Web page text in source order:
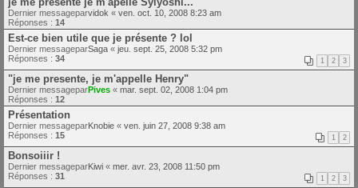
Dernier messageparvidok « ven. oct. 10, 2008 8:23 am
Réponses : 14
Est-ce bien utile que je présente ? lol
Dernier messageparSaga « jeu. sept. 25, 2008 5:32 pm
Réponses : 34 1 2 3
"je me presente, je m'appelle Henry"
Dernier messageparPives « mar. sept. 02, 2008 1:04 pm
Réponses : 12
Présentation
Dernier messageparKnobie « ven. juin 27, 2008 9:38 am
Réponses : 15 1 2
Bonsoiiir !
Dernier messageparKiwi « mer. avr. 23, 2008 11:50 pm
Réponses : 31 1 2 3